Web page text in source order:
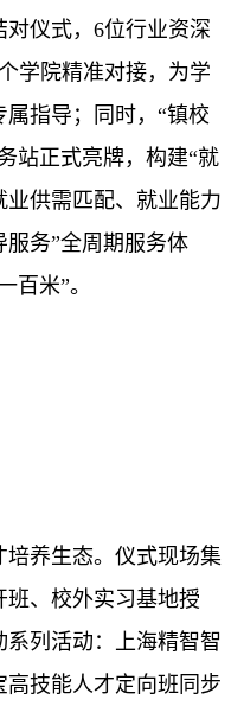
仪式， 6位行业资深
学院精准对接，为学
属指导；同时，“镇校
站正式亮牌，构建“就
供需匹配、就业能力
务”全周期服务体
百米”。
养生态。仪式现场集
、校外实习基地授
系列活动：
上海精智智
技能人才定向班同步